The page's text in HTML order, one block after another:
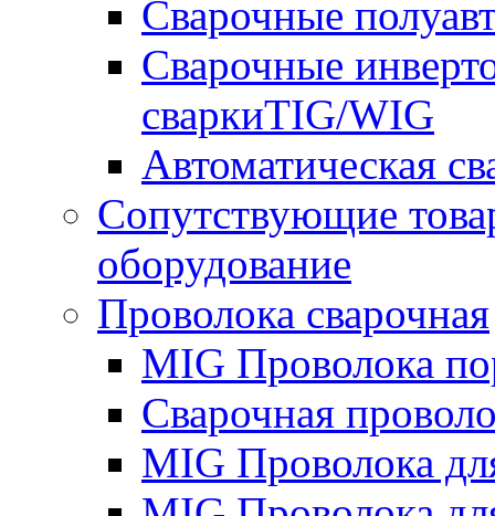
Сварочные
Сварочные
сваркиTIG/WIG
Автоматическая
Сопутствующие
оборудование
Проволока сварочная
MIG Проволока
Сварочная
MIG Проволока